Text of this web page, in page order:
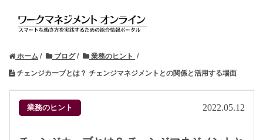
ホーム ブログ
業務のヒント
チェンジカーブとは？ チェンジマネジメントとの関係と活用する場面
業務のヒント 2022.05.12